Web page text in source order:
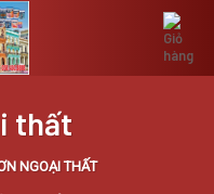
thất
NGOẠI THẤT